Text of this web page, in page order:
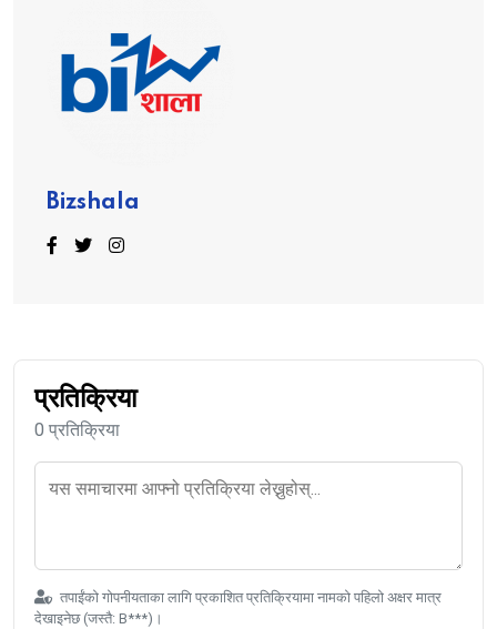
Bizshala
प्रतिक्रिया
0 प्रतिक्रिया
तपाईंको गोपनीयताका लागि प्रकाशित प्रतिक्रियामा नामको पहिलो अक्षर मात्र
देखाइनेछ (जस्तै: B***)।